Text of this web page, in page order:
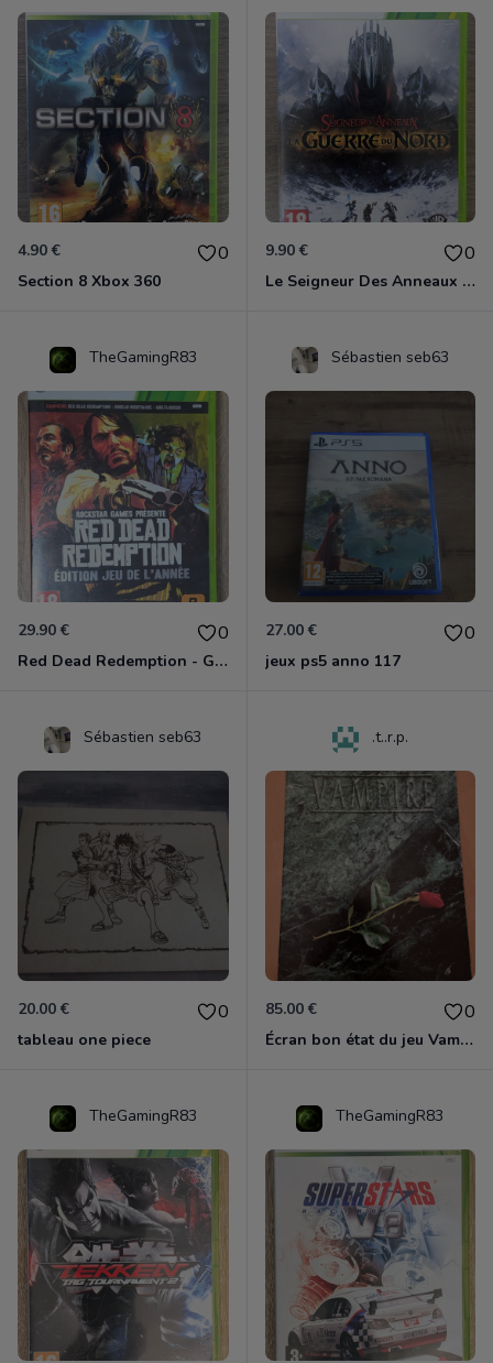
4.90 € 0
Section 8 Xbox 360
9.90 € 0
Le Seigneur Des Anneaux - La Guerre Du Nord Xbox 360
TheGamingR83
29.90 € 0
Red Dead Redemption - Game Of The Year Xbox 360
Sébastien seb63
27.00 € 0
jeux ps5 anno 117
Sébastien seb63
20.00 € 0
tableau one piece
.t..r.p.
85.00 € 0
Écran bon état du jeu Vampire et livre de règles « la mascarade » état d’usage
TheGamingR83 TheGamingR83